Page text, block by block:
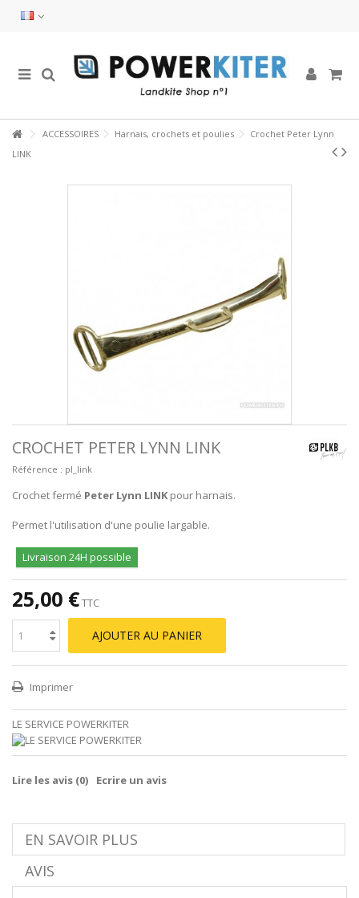
ACCESSOIRES Harnais, crochets et poulies
Crochet Peter Lynn
LINK
CROCHET PETER LYNN LINK
Référence : pl_link
Crochet fermé Peter Lynn LINK pour harnais.
Permet l'utilisation d'une poulie largable.
Livraison 24H possible
25,00 €TTC
AJOUTER AU PANIER
Imprimer
LE SERVICE POWERKITER
Lire les avis (0) Ecrire un avis
EN SAVOIR PLUS
AVIS